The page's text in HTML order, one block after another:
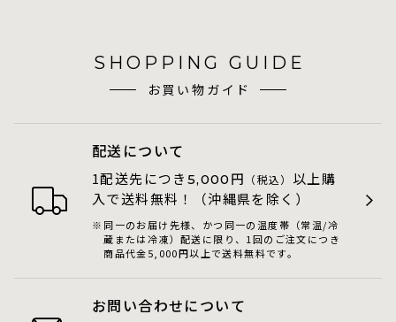
SHOPPING GUIDE
お買い物ガイド
配送について
1配送先につき 5,000 円 （税込） 以上購
入で送料無料！（沖縄県を除く）
同一のお届け先様、かつ同一の温度帯（常温/冷
蔵または冷凍）配送に限り、1回のご注文につき
商品代金5,000円以上で送料無料です。
お問い合わせについて